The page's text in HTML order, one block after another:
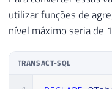
utilizar funções de
nível máximo seria de
TRANSACT-SQL